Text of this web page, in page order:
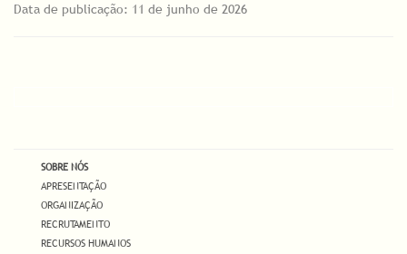
Data de publicação: 11 de junho de 2026
SOBRE NÓS
APRESENTAÇÃO
ORGANIZAÇÃO
RECRUTAMENTO
RECURSOS HUMANOS